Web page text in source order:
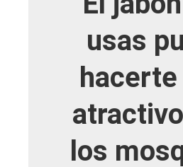
usas
los